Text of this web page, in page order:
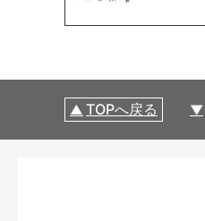
TOPへ戻る